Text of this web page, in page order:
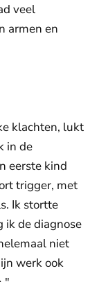
veel
armen en
klachten, lukt
in de
eerste kind
trigger, met
Ik stortte
ik de diagnose
niet
werk ook